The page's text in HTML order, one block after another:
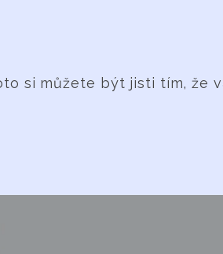
si můžete být jisti tím, že